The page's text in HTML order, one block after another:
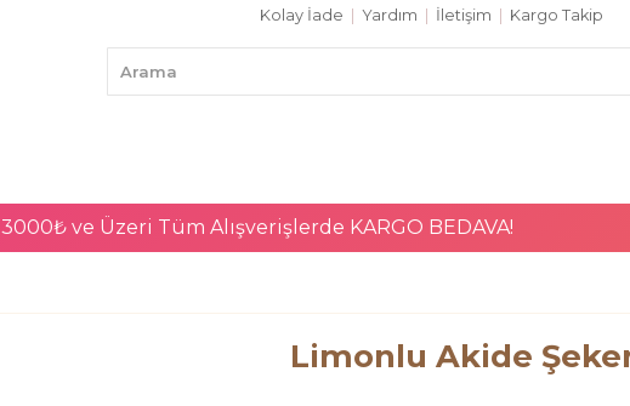
Kolay İade Yardım İletişim Kargo Takip
3000₺ ve Üzeri Tüm Alışverişlerde KARGO BEDAVA!
Limonlu Akide